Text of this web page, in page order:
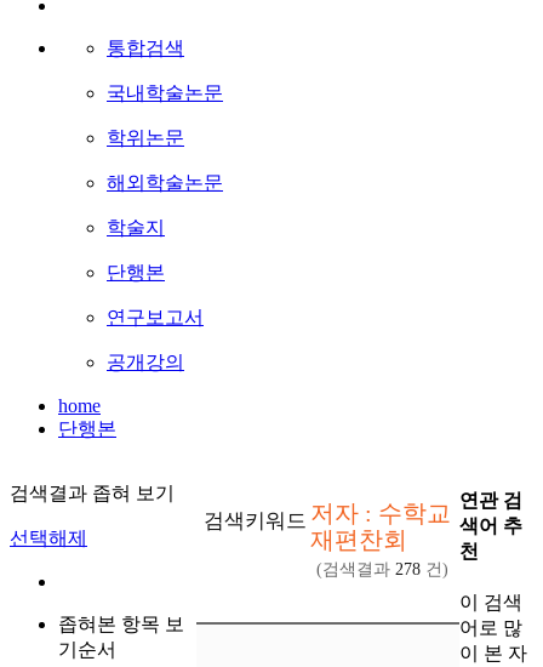
통합검색
국내학술논문
학위논문
해외학술논문
학술지
단행본
연구보고서
공개강의
home
단행본
검색결과 좁혀 보기
선택해제
좁혀본 항목 보
기순서
검색키워드 저자 : 수학교
재편찬회
(검색결과 278 건)
연관 검
색어 추
천
이 검색
어로 많
이 본 자